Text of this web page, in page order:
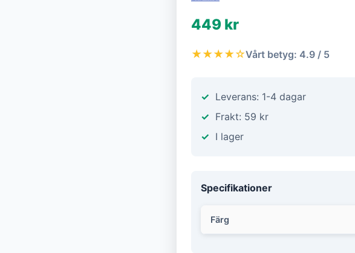
449 kr
★★★★☆Vårt betyg: 4.9 / 5
Leverans: 1-4 dagar
Frakt: 59 kr
I lager
Specifikationer
Färg